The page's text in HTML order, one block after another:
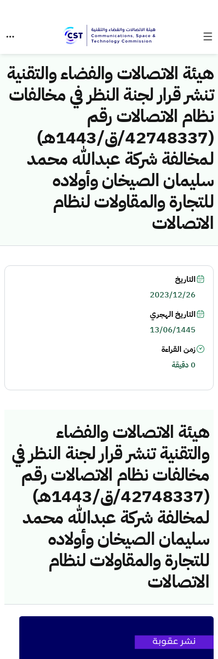
هيئة الاتصالات والفضاء والتقنية
تنشر قرار لجنة النظر في مخالفات
نظام الاتصالات رقم
(42748337/ق/1443هـ)
لمخالفة شركة عبدالله محمد
سليمان الصيخان وأولاده
للتجارة والمقاولات لنظام
الاتصالات
هيئة الاتصالات والفضاء
والتقنية تنشر قرار لجنة النظر في
مخالفات نظام الاتصالات رقم
(42748337/ق/1443هـ)
لمخالفة شركة عبدالله محمد
سليمان الصيخان وأولاده
للتجارة والمقاولات لنظام
الاتصالات
التاريخ
2023/12/26
التاريخ الهجري
13/06/1445
زمن القراءة
0 دقيقة